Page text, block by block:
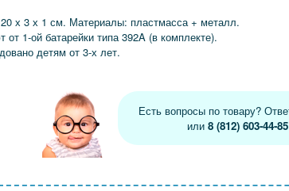
х 3 х 1 см. Материалы: пластмасса + металл.
от 1-ой батарейки типа 392A (в комплекте).
детям от 3-х лет.
Есть вопросы по товару?
или 8 (812) 603-44-85